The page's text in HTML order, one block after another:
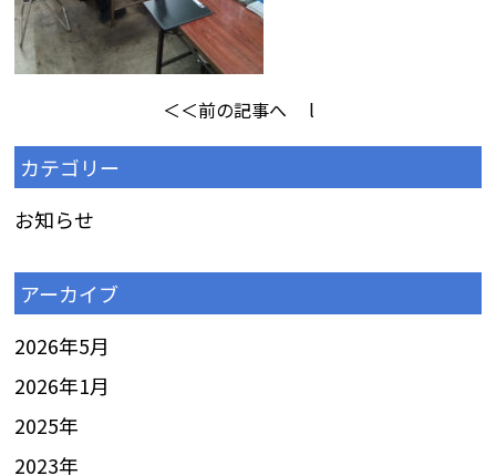
＜＜前の記事へ l
カテゴリー
お知らせ
アーカイブ
2026年5月
2026年1月
2025年
2023年